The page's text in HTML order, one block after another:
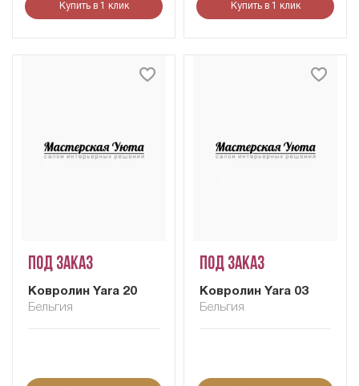
Купить в 1 клик Купить в 1 клик
Под заказ
Ковролин Yara 20
Бельгия
Под заказ
Ковролин Yara 03
Бельгия